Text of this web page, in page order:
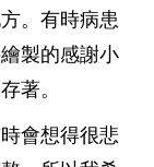
。有時病患
製的感謝小
著。
會想得很悲